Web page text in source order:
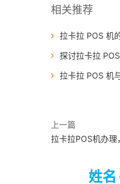
相关推荐
拉卡拉 POS 机
探讨拉卡拉
拉卡拉 POS 机
上一篇
拉卡拉POS机办
姓名